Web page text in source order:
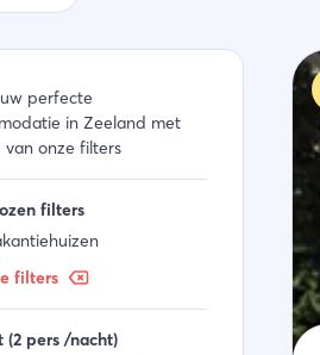
perfecte
in Zeeland met
van onze filters
filters
filters
(2 pers /nacht)